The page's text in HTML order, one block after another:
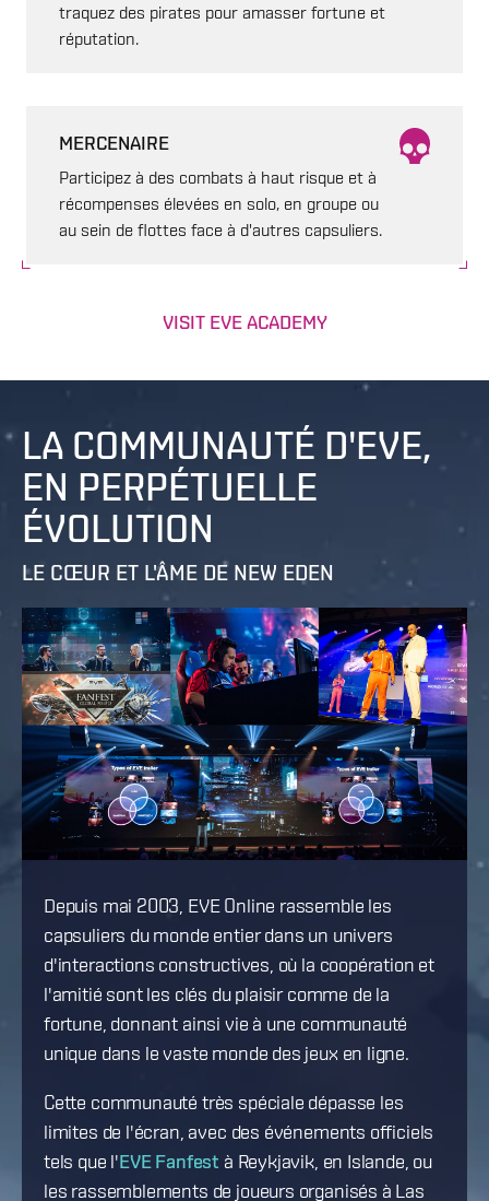
traquez des pirates pour amasser fortune et
réputation.
MERCENAIRE
Participez à des combats à haut risque et à
récompenses élevées en solo, en groupe ou
au sein de flottes face à d'autres capsuliers.
VISIT EVE ACADEMY
LA COMMUNAUTÉ D'EVE,
EN PERPÉTUELLE
ÉVOLUTION
LE CŒUR ET L'ÂME DE NEW EDEN
Depuis mai 2003, EVE Online rassemble les
capsuliers du monde entier dans un univers
d'interactions constructives, où la coopération et
l'amitié sont les clés du plaisir comme de la
fortune, donnant ainsi vie à une communauté
unique dans le vaste monde des jeux en ligne.
Cette communauté très spéciale dépasse les
limites de l'écran, avec des événements officiels
tels que l'EVE Fanfest à Reykjavik, en Islande, ou
les rassemblements de joueurs organisés à Las